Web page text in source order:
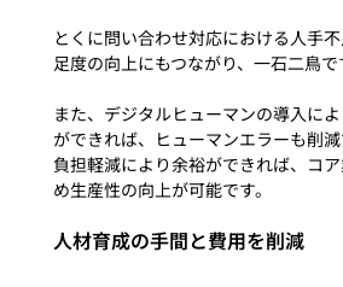
とくに問い合わせ対応における人手
足度の向上にもつながり、一石二鳥で
また、デジタルヒューマンの導入に
ができれば、ヒューマンエラーも削
負担軽減により余裕ができれば、コ
人材育成の手間と費用を削減